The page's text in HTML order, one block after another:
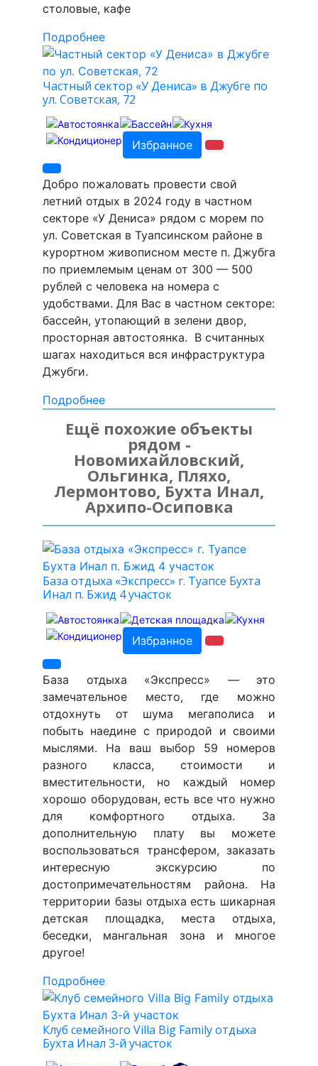
столовые, кафе
Подробнее
Частный сектор «У Дениса» в Джубге по
ул. Советская, 72
Избранное
Добро пожаловать провести свой
летний отдых в 2024 году в частном
секторе «У Дениса» рядом с морем по
ул. Советская в Туапсинском районе в
курортном живописном месте п. Джубга
по приемлемым ценам от 300 — 500
рублей с человека на номера с
удобствами. Для Вас в частном секторе:
бассейн, утопающий в зелени двор,
просторная автостоянка. В считанных
шагах находиться вся инфраструктура
Джубги.
Подробнее
Ещё похожие объекты
рядом -
Новомихайловский,
Ольгинка, Пляхо,
Лермонтово, Бухта Инал,
Архипо-Осиповка
База отдыха «Экспресс» г. Туапсе Бухта
Инал п. Бжид 4 участок
Избранное
База отдыха «Экспресс» — это
замечательное место, где можно
отдохнуть от шума мегаполиса и
побыть наедине с природой и своими
мыслями. На ваш выбор 59 номеров
разного класса, стоимости и
вместительности, но каждый номер
хорошо оборудован, есть все что нужно
для комфортного отдыха. За
дополнительную плату вы можете
воспользоваться трансфером, заказать
интересную экскурсию по
достопримечательностям района. На
территории базы отдыха есть шикарная
детская площадка, места отдыха,
беседки, мангальная зона и многое
другое!
Подробнее
Клуб семейного Villa Big Family отдыха
Бухта Инал 3-й участок